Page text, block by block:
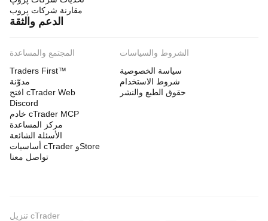
مقارنة شركات پروب
الدعم والثقة
المجتمع والمساعدة
Traders First™
مدوّنة
افتح cTrader Web
Discord
خادم cTrader MCP
مركز المساعدة
الأسئلة الشائعة
أساسيات cTrader وStore
تواصل معنا
الشروط والسياسات
سياسة الخصوصية
شروط الاستخدام
حقوق الطبع والنشر
تنزيل cTrader